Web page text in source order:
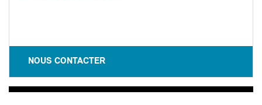
NOUS CONTACTER